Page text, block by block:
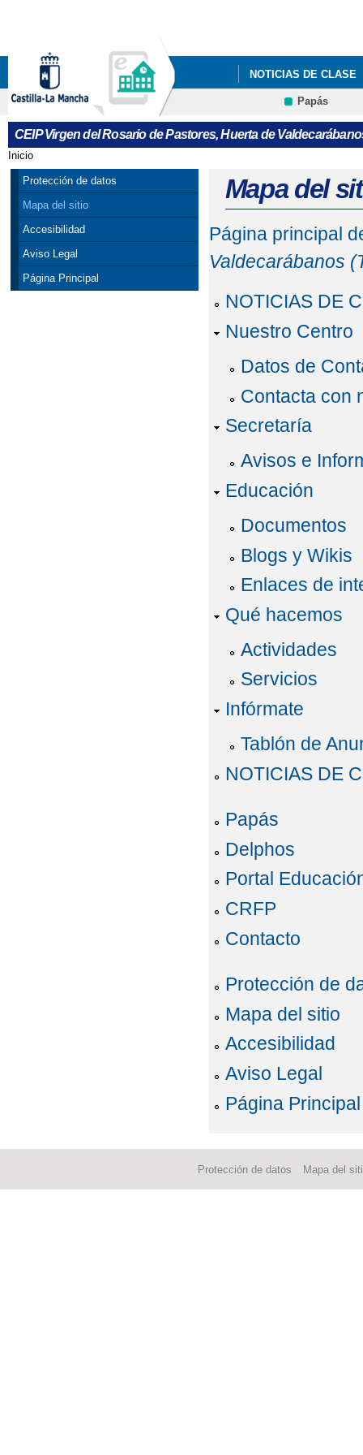
NOTICIAS DE CLASE
INFÓRMATE
Papás
CEIP Virgen del Rosario de Pastores, Huerta de
Se encuentra usted aquí
Inicio
Protección de datos
Mapa del sitio
Accesibilidad
Aviso Legal
Página Principal
Mapa del
Página principal
Valdecarábanos
NOTICIAS DE
Nuestro Centro
Datos de
Contacta con
Secretaría
Avisos e
Educación
Documentos
Blogs y Wikis
Enlaces de
Qué hacemos
Actividades
Servicios
Infórmate
Tablón de
NOTICIAS DE
Papás
Delphos
Portal
CRFP
Contacto
Protección de
Mapa del sitio
Accesibilidad
Aviso Legal
Página Principal
Protección de datos Mapa del